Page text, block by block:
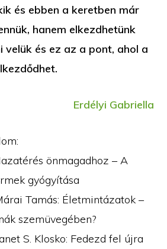
és ebben a keretben már
hanem elkezdhetünk
velük és ez az a pont, ahol a
Erdélyi Gabriella
önmagadhoz – A
gyógyítása
Tamás: Életmintázatok –
szemüvegében?
S. Klosko: Fedezd fel újra